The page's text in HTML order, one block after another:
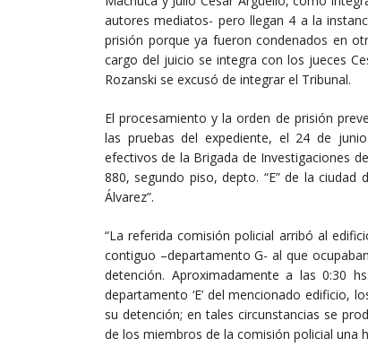
autores mediatos- pero llegan 4 a la
prisión porque ya fueron condenados en
cargo del juicio se integra con los jueces
Rozanski se excusó de integrar el Tribunal.
El procesamiento y la orden de prisión
las pruebas del expediente, el 24 de
efectivos de la Brigada de Investigaciones
880, segundo piso, depto. “E” de la
Álvarez”.
“La referida comisión policial arribó al
contiguo –departamento G- al que
detención. Aproximadamente a las 0:30
departamento ‘E’ del mencionado edificio,
su detención; en tales circunstancias se
de los miembros de la comisión policial una